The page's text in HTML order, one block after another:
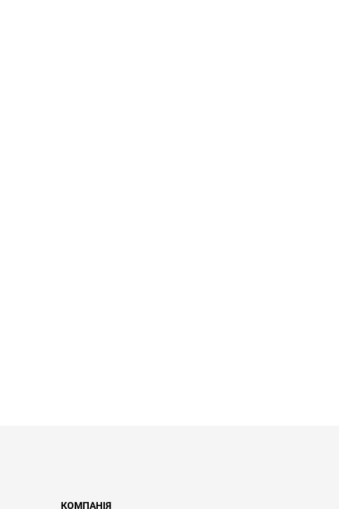
КОМПАНІЯ